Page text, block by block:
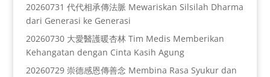
20260731 代代相承傳法脈 Mewariskan Silsilah Dharma
dari Generasi ke Generasi
20260730 大愛醫護暖杏林 Tim Medis Memberikan
Kehangatan dengan Cinta Kasih Agung
20260729 崇德感恩傳善念 Membina Rasa Syukur dan